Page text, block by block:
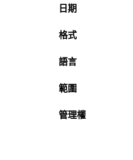
日期
格式
語言
範圍
管理權